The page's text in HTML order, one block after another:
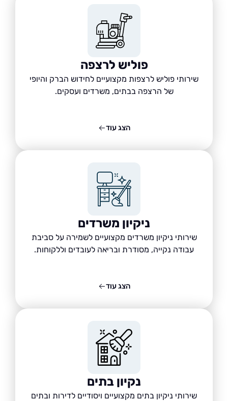
פוליש לרצפה
שירותי פוליש לרצפות מקצועיים לחידוש הברק והיופי
של הרצפה בבתים, משרדים ועסקים.
ניקיון משרדים
שירותי ניקיון משרדים מקצועיים לשמירה על סביבת
עבודה נקייה, מסודרת ובריאה לעובדים וללקוחות.
נקיון בתים
שירותי ניקיון בתים מקצועיים ויסודיים לדירות ובתים